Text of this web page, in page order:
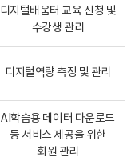
디지털배움터 교육 신청 및
수강생 관리
디지털역량 측정 및 관리
AI학습용 데이터 다운로드
등 서비스 제공을 위한
회원 관리